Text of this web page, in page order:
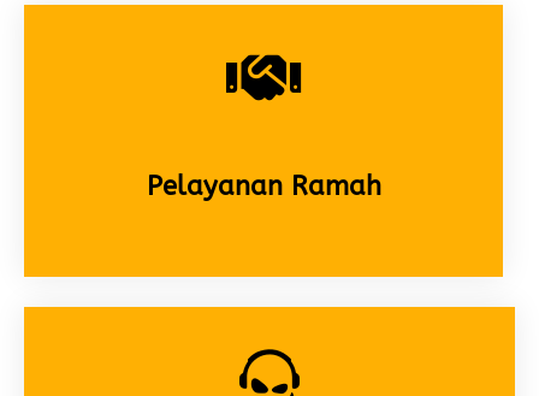
Pelayanan Ramah